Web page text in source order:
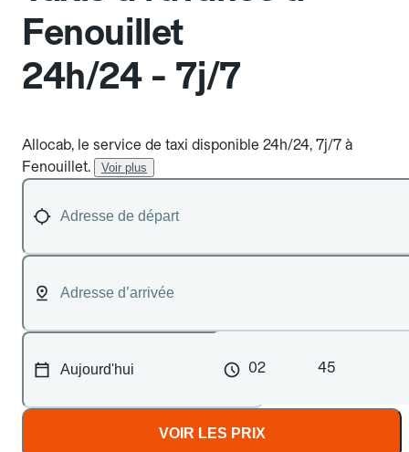
Fenouillet
24h/24 - 7j/7
Allocab, le service de taxi disponible 24h/24, 7j/7 à
Fenouillet.
Voir plus
02 45
VOIR LES PRIX